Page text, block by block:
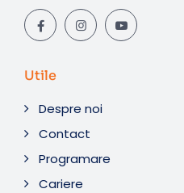
Utile
Despre noi
Contact
Programare
Cariere